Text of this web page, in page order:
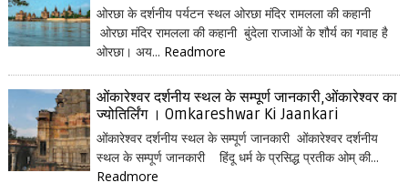
ओरछा के दर्शनीय पर्यटन स्थल ओरछा मंदिर रामलला की कहानी
ओरछा मंदिर रामलला की कहानी बुंदेला राजाओं के शौर्य का गवाह है
ओरछा। अय... Readmore
ओंकारेश्वर दर्शनीय स्थल के सम्पूर्ण जानकारी,ओंकारेश्वर का
ज्योतिर्लिंग । Omkareshwar Ki Jaankari
ओंकारेश्वर दर्शनीय स्थल के सम्पूर्ण जानकारी ओंकारेश्वर दर्शनीय
स्थल के सम्पूर्ण जानकारी हिंदू धर्म के प्रसिद्ध प्रतीक ओम् की...
Readmore